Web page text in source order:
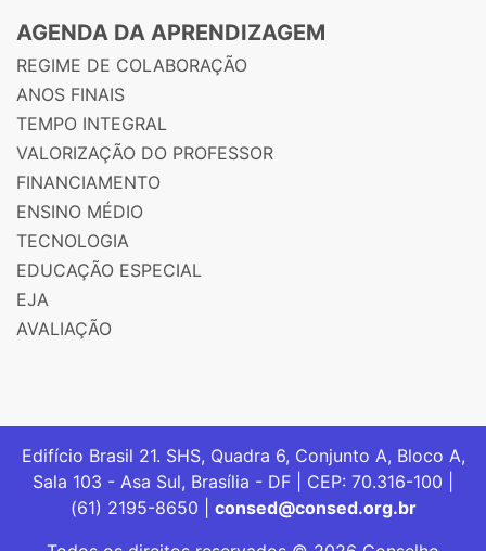
AGENDA DA APRENDIZAGEM
REGIME DE COLABORAÇÃO
ANOS FINAIS
TEMPO INTEGRAL
VALORIZAÇÃO DO PROFESSOR
FINANCIAMENTO
ENSINO MÉDIO
TECNOLOGIA
EDUCAÇÃO ESPECIAL
EJA
AVALIAÇÃO
Edifício Brasil 21. SHS, Quadra 6, Conjunto A, Bloco A,
Sala 103 - Asa Sul, Brasília - DF | CEP: 70.316-100 |
(61) 2195-8650 | consed@consed.org.br